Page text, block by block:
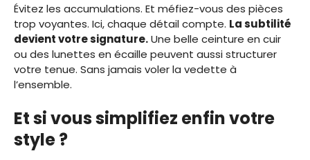
Évitez les accumulations. Et méfiez-vous des pièces
trop voyantes. Ici, chaque détail compte. La subtilité
devient votre signature.Une belle ceinture en cuir
ou des lunettes en écaille peuvent aussi structurer
votre tenue. Sans jamais voler la vedette à
l’ensemble.
Et si vous simplifiez enfin votre
style ?